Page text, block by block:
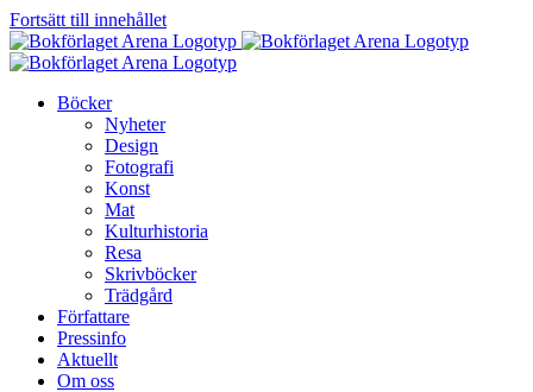
Fortsätt till innehållet
Böcker
Nyheter
Design
Fotografi
Konst
Mat
Kulturhistoria
Resa
Skrivböcker
Trädgård
Författare
Pressinfo
Aktuellt
Om oss